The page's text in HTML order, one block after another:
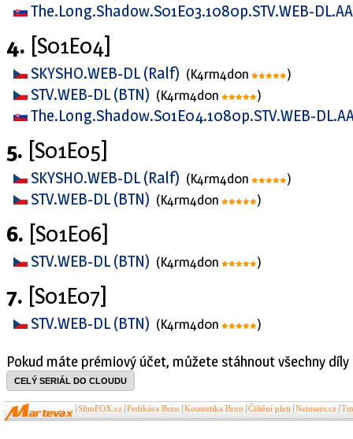
The.Long.Shadow.S01E03.1080p.STV.WEB-
4. [S01E04]
SKYSHO.WEB-DL (Ralf) (K4rm4d0n )
STV.WEB-DL (BTN) (K4rm4d0n )
The.Long.Shadow.S01E04.1080p.STV.WEB-
5. [S01E05]
SKYSHO.WEB-DL (Ralf) (K4rm4d0n )
STV.WEB-DL (BTN) (K4rm4d0n )
6. [S01E06]
STV.WEB-DL (BTN) (K4rm4d0n )
7. [S01E07]
STV.WEB-DL (BTN) (K4rm4d0n )
Pokud máte prémiový účet, můžete stáhnout všechny díly
CELÝ SERIÁL DO CLOUDU
SlimFOX.cz Pedikúra Brno Kosmetika Brno Čištění pleti Netusers.cz